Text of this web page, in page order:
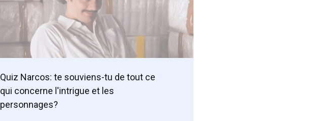
Quiz Narcos: te souviens-tu de tout ce
qui concerne l'intrigue et les
personnages?